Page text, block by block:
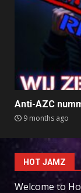
Anti-AZC
9 months ago
HOT JAMZ
Welcome to